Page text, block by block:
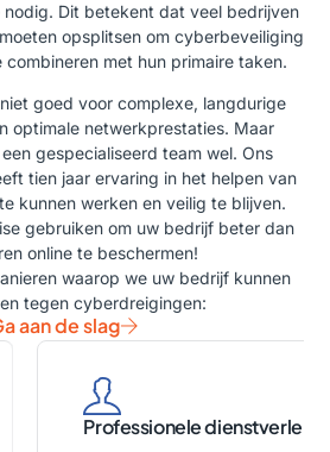
Dit betekent dat veel bedrijven
opsplitsen om cyberbeveiliging
met hun primaire taken.
goed voor complexe, langdurige
optimale netwerkprestaties. Maar
gespecialiseerd team wel. Ons
tien jaar ervaring in het helpen van
kunnen werken en veilig te blijven.
gebruiken om uw bedrijf beter dan
online te beschermen!
waarop we uw bedrijf kunnen
tegen cyberdreigingen:
aan de slag